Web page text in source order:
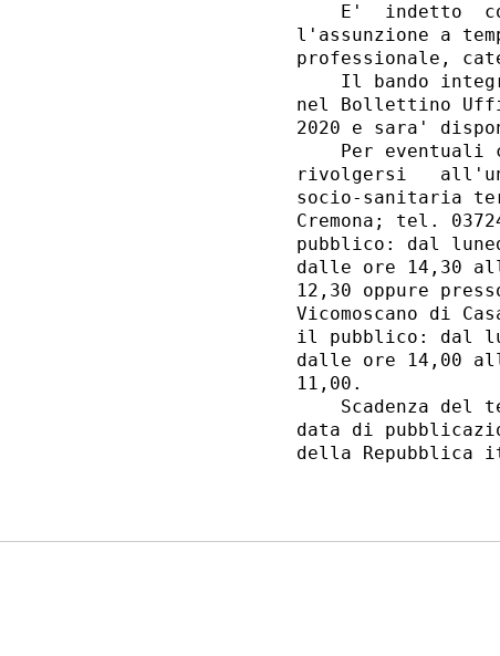
E'  indetto
l'assunzione a
professionale,
Il bando
nel Bollettino
2020 e sara'
Per eventuali
rivolgersi
socio-sanitaria
Cremona; tel.
pubblico: dal
dalle ore 14,30
12,30 oppure
Vicomoscano di
il pubblico: dal
dalle ore 14,00
11,00.
Scadenza del
data di
della Repubblica